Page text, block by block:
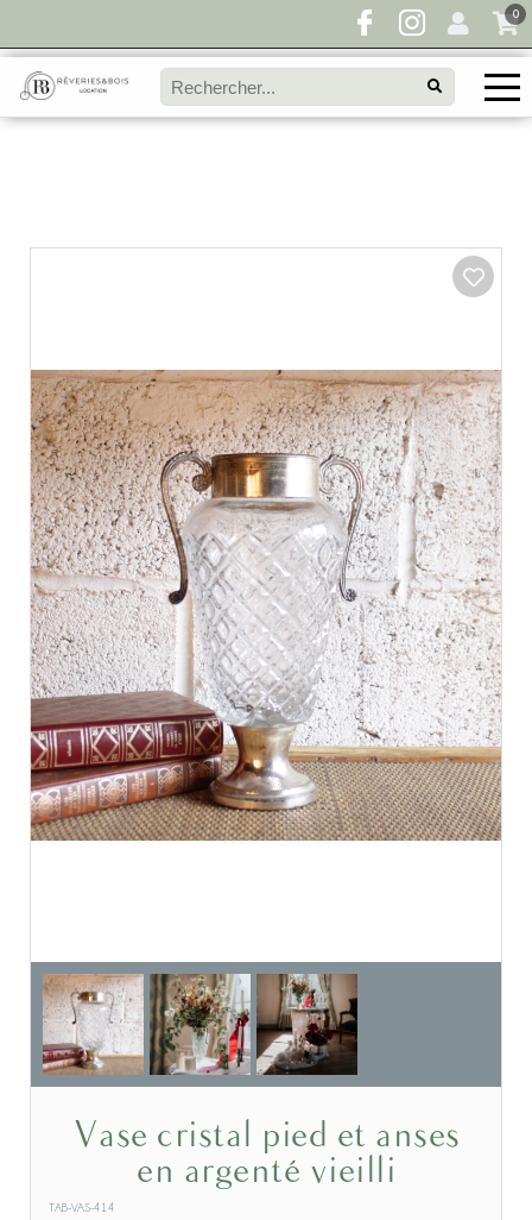
0
Pour toute demande de disponibilité, remplissez
Vase cristal pied et anses
en argenté vieilli
TAB-VAS-414